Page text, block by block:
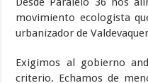
movimiento ecologista
urbanizador de
Exigimos al gobierno
criterio. Echamos de